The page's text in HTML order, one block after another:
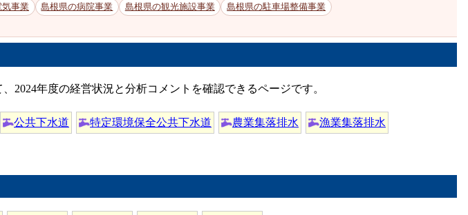
気事業 島根県の病院事業 島根県の観光施設事業
島根県の駐車場整備事業
2024年度の経営状況と分析コメントを確認できるページです。
公共下水道 特定環境保全公共下水道 農業集落排水 漁業集落排水